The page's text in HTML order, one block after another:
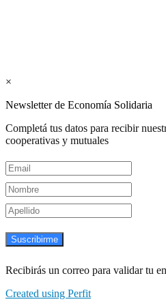
×
Newsletter de Economía Solidaria
Completá tus datos para recibir
cooperativas y mutuales
Suscribirme
Recibirás un correo para validar tu
Created using Perfit